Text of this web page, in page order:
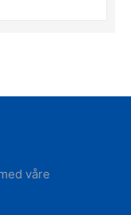
våre